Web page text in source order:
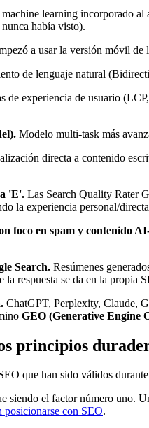
learning incorporado
había visto).
a usar la versión móvil
de lenguaje natural
de experiencia de usuario
Modelo multi-task más
directa a contenido
'E'. Las Search Quality Rater
la experiencia personal/
foco en spam y contenido
Search. Resúmenes
respuesta se da en la propia
ChatGPT, Perplexity, Claude,
GEO (Generative Engine
principios
que han sido válidos
siendo el factor número uno.
posicionarse con SEO.